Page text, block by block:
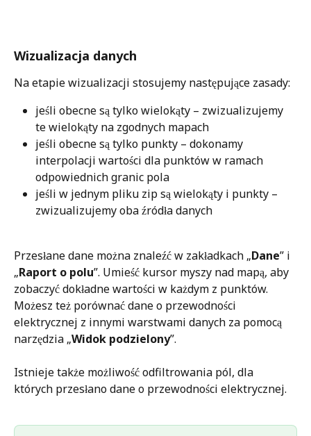
Wizualizacja danych
Na etapie wizualizacji stosujemy następujące zasady:
jeśli obecne są tylko wielokąty – zwizualizujemy
te wielokąty na zgodnych mapach
jeśli obecne są tylko punkty – dokonamy
interpolacji wartości dla punktów w ramach
odpowiednich granic pola
jeśli w jednym pliku zip są wielokąty i punkty –
zwizualizujemy oba źródła danych
Przesłane dane można znaleźć w zakładkach „Dane” i
„Raport o polu”. Umieść kursor myszy nad mapą, aby
zobaczyć dokładne wartości w każdym z punktów.
Możesz też porównać dane o przewodności
elektrycznej z innymi warstwami danych za pomocą
narzędzia „Widok podzielony”.
Istnieje także możliwość odfiltrowania pól, dla
których przesłano dane o przewodności elektrycznej.